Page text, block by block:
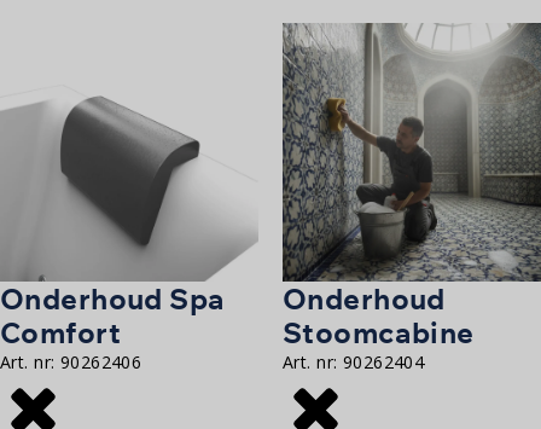
Onderhoud Spa
Comfort
Art. nr: 90262406
Onderhoud
Stoomcabine
Art. nr: 90262404